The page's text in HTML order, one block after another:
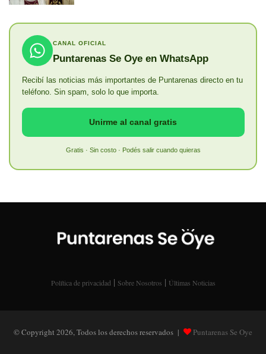
CANAL OFICIAL
Puntarenas Se Oye en WhatsApp
Recibí las noticias más importantes de Puntarenas directo en tu
teléfono. Sin spam, solo lo que importa.
Unirme al canal gratis
Gratis · Sin costo · Podés salir cuando quieras
Política de privacidad | Sobre Nosotros | Últimas Noticias
© Copyright 2026, Todos los derechos reservados | Puntarenas Se Oye